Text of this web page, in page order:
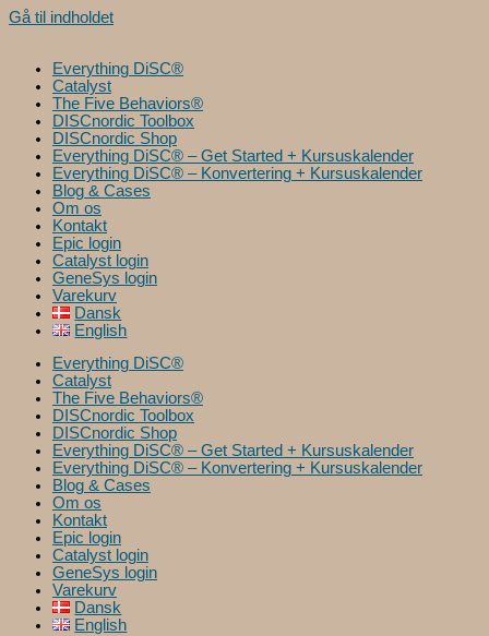
Gå til indholdet
Everything DiSC®
Catalyst
The Five Behaviors®
DISCnordic Toolbox
DISCnordic Shop
Everything DiSC® – Get Started + Kursuskalender
Everything DiSC® – Konvertering + Kursuskalender
Blog & Cases
Om os
Kontakt
Epic login
Catalyst login
GeneSys login
Varekurv
Dansk
English
Everything DiSC®
Catalyst
The Five Behaviors®
DISCnordic Toolbox
DISCnordic Shop
Everything DiSC® – Get Started + Kursuskalender
Everything DiSC® – Konvertering + Kursuskalender
Blog & Cases
Om os
Kontakt
Epic login
Catalyst login
GeneSys login
Varekurv
Dansk
English